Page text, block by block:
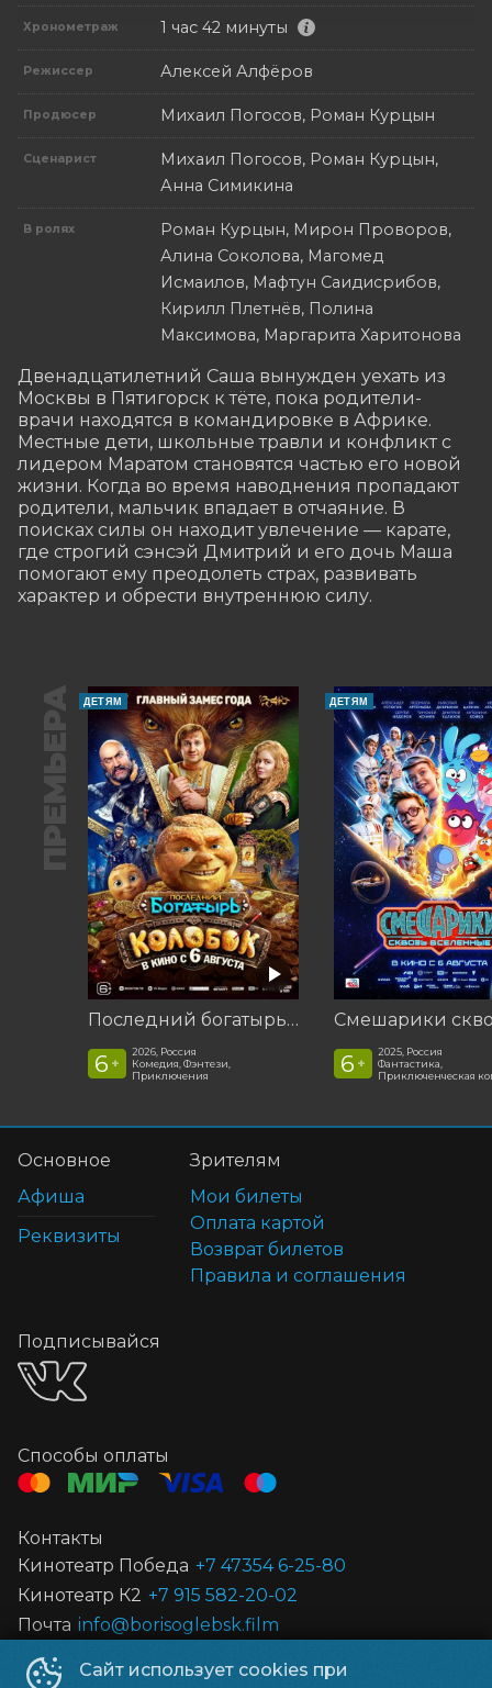
Хронометраж 1 час 42 минуты
Режиссер Алексей Алфёров
Продюсер Михаил Погосов, Роман Курцын
Сценарист
Михаил Погосов, Роман Курцын,
Анна Симикина
В ролях
Роман Курцын, Мирон Проворов,
Алина Соколова, Магомед
Исмаилов, Мафтун Саидисрибов,
Кирилл Плетнёв, Полина
Максимова, Маргарита Харитонова
Двенадцатилетний Саша вынужден уехать из
Москвы в Пятигорск к тёте, пока родители-
врачи находятся в командировке в Африке.
Местные дети, школьные травли и конфликт с
лидером Маратом становятся частью его новой
жизни. Когда во время наводнения пропадают
родители, мальчик впадает в отчаяние. В
поисках силы он находит увлечение — карате,
где строгий сэнсэй Дмитрий и его дочь Маша
помогают ему преодолеть страх, развивать
характер и обрести внутреннюю силу.
ПРЕМЬЕРА ДЕТЯМ
Последний богатырь. Колобок
6 +
2026, Россия
Комедия, Фэнтези,
Приключения
ДЕТЯМ
6 +
2025, Россия
Фантастика,
Приключенческая
Сайт использует cookies при
Основное
Афиша
Реквизиты
Зрителям
Мои билеты
Оплата картой
Возврат билетов
Правила и соглашения
Подписывайся
Способы оплаты
Контакты
Кинотеатр Победа +7 47354 6-25-80
Кинотеатр К2 +7 915 582-20-02
Почта info@borisoglebsk.film